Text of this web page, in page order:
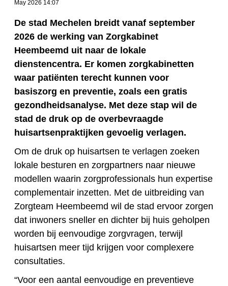
May 2026 14:07
De stad Mechelen breidt vanaf september
2026 de werking van Zorgkabinet
Heembeemd uit naar de lokale
dienstencentra. Er komen zorgkabinetten
waar patiënten terecht kunnen voor
basiszorg en preventie, zoals een gratis
gezondheidsanalyse. Met deze stap wil de
stad de druk op de overbevraagde
huisartsenpraktijken gevoelig verlagen.
Om de druk op huisartsen te verlagen zoeken
lokale besturen en zorgpartners naar nieuwe
modellen waarin zorgprofessionals hun expertise
complementair inzetten. Met de uitbreiding van
Zorgteam Heembeemd wil de stad ervoor zorgen
dat inwoners sneller en dichter bij huis geholpen
worden bij eenvoudige zorgvragen, terwijl
huisartsen meer tijd krijgen voor complexere
consultaties.
“Voor een aantal eenvoudige en preventieve